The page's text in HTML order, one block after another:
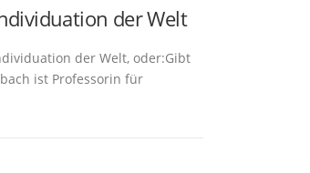
der Welt
der Welt, oder:Gibt
ist Professorin für